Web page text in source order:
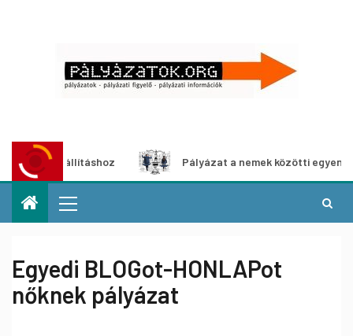
kiállításhoz Pályázat a nemek közötti egyenlőség
Egyedi BLOGot-HONLAPot
nőknek pályázat